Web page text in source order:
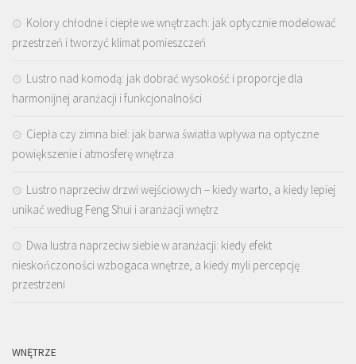
Kolory chłodne i ciepłe we wnętrzach: jak optycznie modelować
przestrzeń i tworzyć klimat pomieszczeń
Lustro nad komodą: jak dobrać wysokość i proporcje dla
harmonijnej aranżacji i funkcjonalności
Ciepła czy zimna biel: jak barwa światła wpływa na optyczne
powiększenie i atmosferę wnętrza
Lustro naprzeciw drzwi wejściowych – kiedy warto, a kiedy lepiej
unikać według Feng Shui i aranżacji wnętrz
Dwa lustra naprzeciw siebie w aranżacji: kiedy efekt
nieskończoności wzbogaca wnętrze, a kiedy myli percepcję
przestrzeni
WNĘTRZE